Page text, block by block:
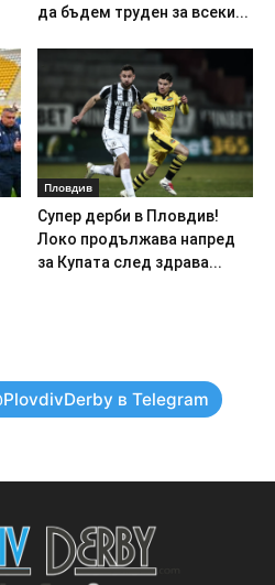
да бъдем труден за всеки...
Пловдив
Супер дерби в Пловдив!
Локо продължава напред
за Купата след здрава...
в Telegram